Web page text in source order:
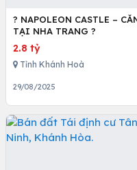
? NAPOLEON CASTLE –
TẠI NHA TRANG ?
2.8 tỷ
Tỉnh Khánh Hoà
29/08/2025